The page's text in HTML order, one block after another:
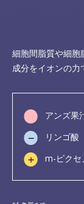
細胞間脂質や細胞
成分をイオンの力
アンズ果
リンゴ酸
m-ピクセ